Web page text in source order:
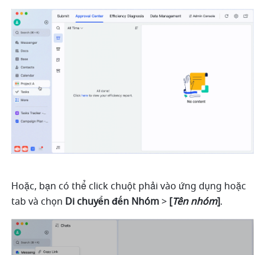
Hoặc, bạn có thể click chuột phải vào ứng dụng hoặc
tab và chọn Di chuyển đến Nhóm > [Tên nhóm].